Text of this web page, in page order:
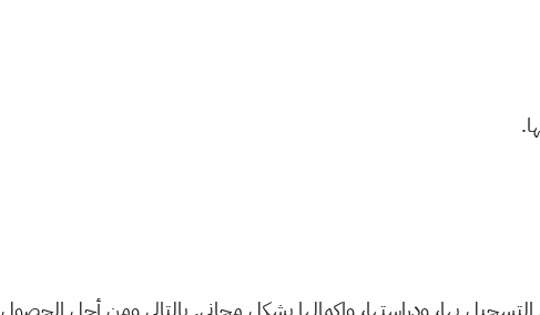
بها، ودراستها، وإكمالها بشكل مجاني. بالتالي ومن أجل الحصول